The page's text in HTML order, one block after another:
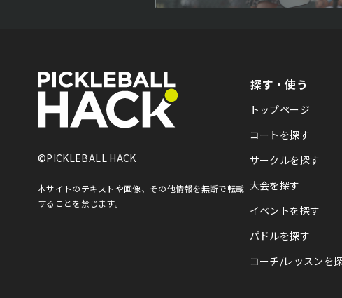
©PICKLEBALL HACK
本サイトのテキストや画像、その他情報を無断で転載
することを禁じます。
探す・使う
トップページ
コートを探す
サークルを探す
大会を探す
イベントを探す
パドルを探す
コーチ/レッスンを